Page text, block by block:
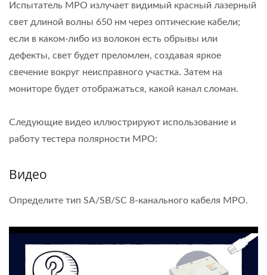
Испытатель MPO излучает видимый красный лазерный
свет длиной волны 650 нм через оптические кабели;
если в каком-либо из волокон есть обрывы или
дефекты, свет будет преломлен, создавая яркое
свечение вокруг неисправного участка. Затем на
мониторе будет отображаться, какой канал сломан.
Следующие видео иллюстрируют использование и
работу тестера полярности MPO:
Видео
Определите тип SA/SB/SC 8-канального кабеля MPO.